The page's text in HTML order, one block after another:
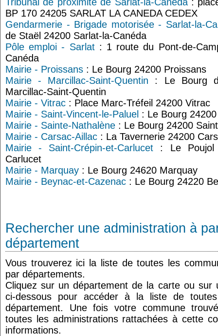
BP 170 24205 SARLAT LA CANEDA CEDEX
Gendarmerie - Brigade motorisée - Sarlat-la-
de Staël 24200 Sarlat-la-Canéda
Pôle emploi - Sarlat: 1 route du Pont-de-
Canéda
Mairie - Proissans : Le Bourg 24200 Proissans
Mairie - Marcillac-Saint-Quentin : Le Bourg
Marcillac-Saint-Quentin
Mairie - Vitrac : Place Marc-Tréfeil 24200 Vitrac
Mairie - Saint-Vincent-le-Paluel : Le Bourg
Mairie - Sainte-Nathalène : Le Bourg 24200
Mairie - Carsac-Aillac : La Tavernerie 24200
Mairie - Saint-Crépin-et-Carlucet : Le Poujol
Carlucet
Mairie - Marquay : Le Bourg 24620 Marquay
Mairie - Beynac-et-Cazenac : Le Bourg 24220
Rechercher une administration à
département
Vous trouverez ici la liste de toutes les
par départements.
Cliquez sur un département de la carte ou sur
ci-dessous pour accéder à la liste de
département. Une fois votre commune
toutes les administrations rattachées à cette
informations.